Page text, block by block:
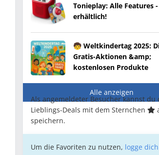
Tonieplay: Alle Features
erhältlich!
🧒 Weltkindertag 2025:
Gratis-Aktionen &amp;
kostenlosen Produkte
Alle anzeigen
Als angemeldeter Besucher kannst du
Lieblings-Deals mit dem Sternchen
speichern.
Um die Favoriten zu nutzen, logge